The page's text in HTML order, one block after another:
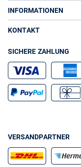
INFORMATIONEN
KONTAKT
SICHERE ZAHLUNG
VERSANDPARTNER